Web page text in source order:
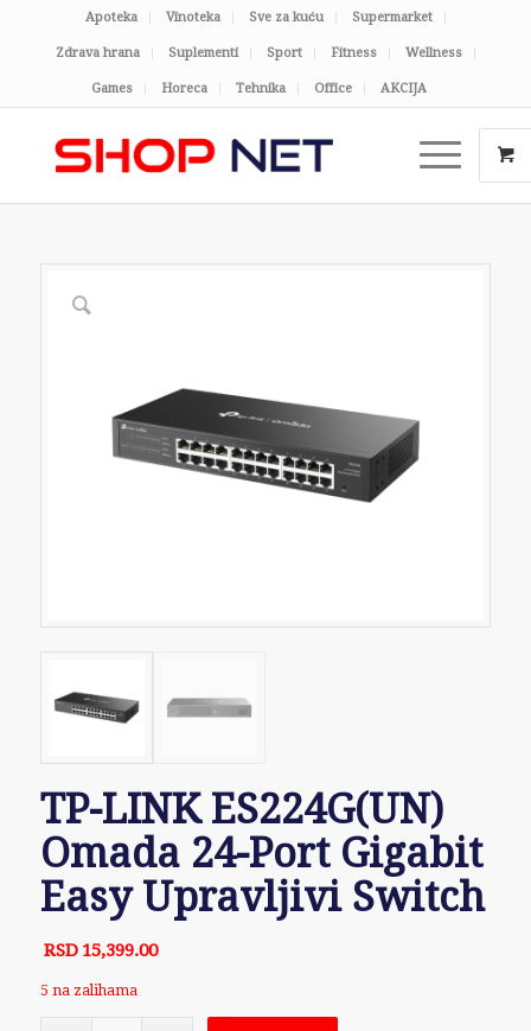
Apoteka Vinoteka Sve za kuću Supermarket
Zdrava hrana Suplementi Sport Fitness Wellness
Games Horeca Tehnika Office AKCIJA
TP-LINK ES224G(UN)
Omada 24-Port Gigabit
Easy Upravljivi Switch
RSD 15,399.00
5 na zalihama